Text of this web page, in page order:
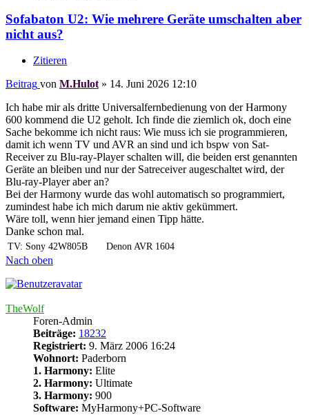
Sofabaton U2: Wie mehrere Geräte umschalten aber
nicht aus?
Zitieren
Beitrag von M.Hulot» 14. Juni 2026 12:10
Ich habe mir als dritte Universalfernbedienung von der Harmony
600 kommend die U2 geholt. Ich finde die ziemlich ok, doch eine
Sache bekomme ich nicht raus: Wie muss ich sie programmieren,
damit ich wenn TV und AVR an sind und ich bspw von Sat-
Receiver zu Blu-ray-Player schalten will, die beiden erst genannten
Geräte an bleiben und nur der Satreceiver augeschaltet wird, der
Blu-ray-Player aber an?
Bei der Harmony wurde das wohl automatisch so programmiert,
zumindest habe ich mich darum nie aktiv gekümmert.
Wäre toll, wenn hier jemand einen Tipp hätte.
Danke schon mal.
TV: Sony 42W805B Denon AVR 1604
Nach oben
TheWolf
Foren-Admin
Beiträge: 18232
Registriert: 9. März 2006 16:24
Wohnort: Paderborn
1. Harmony: Elite
2. Harmony: Ultimate
3. Harmony: 900
Software: MyHarmony+PC-Software